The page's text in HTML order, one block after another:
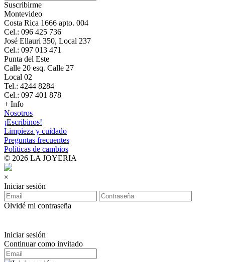
Suscribirme
Montevideo
Costa Rica 1666 apto. 004
Cel.: 096 425 736
José Ellauri 350, Local 237
Cel.: 097 013 471
Punta del Este
Calle 20 esq. Calle 27
Local 02
Tel.: 4244 8284
Cel.: 097 401 878
+ Info
Nosotros
¡Escribinos!
Limpieza y cuidado
Preguntas frecuentes
Políticas de cambios
© 2026 LA JOYERIA
×
Iniciar sesión
Olvidé mi contraseña
Iniciar sesión
Continuar como invitado